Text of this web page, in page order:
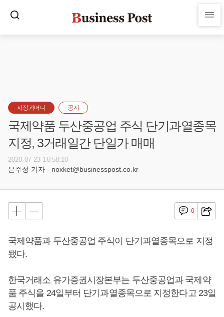
시장과머니 공시
국제약품 두산중공업 주식 단기과열종목
지정, 3거래일간 단일가 매매
2020-07-23 16:58:10
은주성 기자 - noxket@businesspost.co.kr
0
국제약품과 두산중공업 주식이 단기과열종목으로 지정
됐다.
한국거래소 유가증권시장본부는 두산중공업과 국제약
품 주식을 24일부터 단기과열종목으로 지정한다고 23일
공시했다.